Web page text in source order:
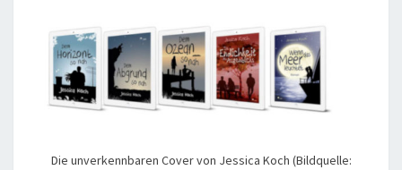
Die unverkennbaren Cover von Jessica Koch (Bildquelle: